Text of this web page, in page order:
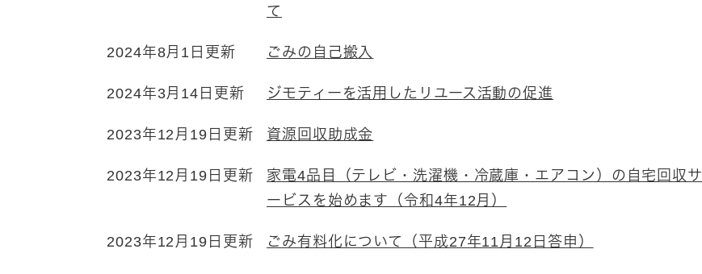
て
2024年8月1日更新 ごみの自己搬入
2024年3月14日更新 ジモティーを活用したリユース活動の促進
2023年12月19日更新 資源回収助成金
2023年12月19日更新
家電4品目（テレビ・洗濯機・冷蔵庫・エアコン）の自宅回収サ
ービスを始めます（令和4年12月）
2023年12月19日更新 ごみ有料化について（平成27年11月12日答申）